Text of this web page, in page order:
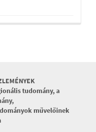
tudomány, a
művelőinek